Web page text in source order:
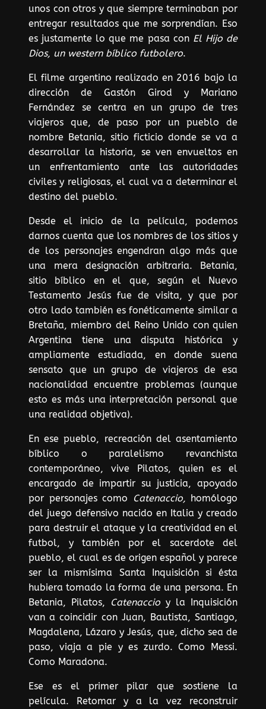
unos con otros y que siempre terminaban por
entregar resultados que me sorprendían. Eso
es justamente lo que me pasa con El Hijo de
Dios, un western bíblico futbolero.
El filme argentino realizado en 2016 bajo la
dirección de Gastón Girod y Mariano
Fernández se centra en un grupo de tres
viajeros que, de paso por un pueblo de
nombre Betania, sitio ficticio donde se va a
desarrollar la historia, se ven envueltos en
un enfrentamiento ante las autoridades
civiles y religiosas, el cual va a determinar el
destino del pueblo.
Desde el inicio de la película, podemos
darnos cuenta que los nombres de los sitios y
de los personajes engendran algo más que
una mera designación arbitraria. Betania,
sitio bíblico en el que, según el Nuevo
Testamento Jesús fue de visita, y que por
otro lado también es fonéticamente similar a
Bretaña, miembro del Reino Unido con quien
Argentina tiene una disputa histórica y
ampliamente estudiada, en donde suena
sensato que un grupo de viajeros de esa
nacionalidad encuentre problemas (aunque
esto es más una interpretación personal que
una realidad objetiva).
En ese pueblo, recreación del asentamiento
bíblico o paralelismo revanchista
contemporáneo, vive Pilatos, quien es el
encargado de impartir su justicia, apoyado
por personajes como
Catenaccio, homólogo
del juego defensivo nacido en Italia y creado
para destruir el ataque y la creatividad en el
futbol, y también por el sacerdote del
pueblo, el cual es de origen español y parece
ser la mismísima Santa Inquisición si ésta
hubiera tomado la forma de una persona. En
Betania, Pilatos,
Catenaccio y la Inquisición
van a coincidir con Juan, Bautista, Santiago,
Magdalena, Lázaro y Jesús, que, dicho sea de
paso, viaja a pie y es zurdo. Como Messi.
Como Maradona.
Ese es el primer pilar que sostiene la
película. Retomar y a la vez reconstruir